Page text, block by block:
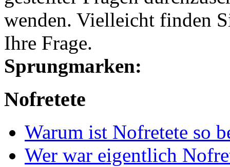
wenden. Vielleicht finden
Ihre Frage.
Sprungmarken:
Nofretete
Warum ist Nofretete so
Wer war eigentlich